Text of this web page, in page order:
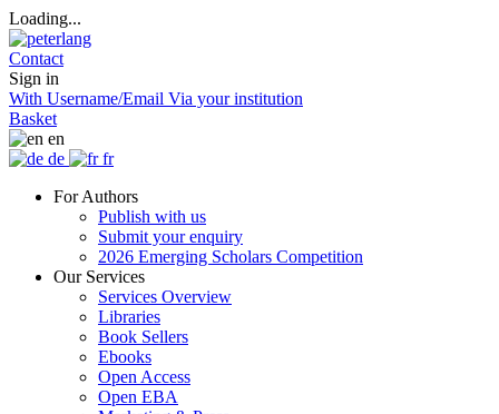
Loading...
Contact
Sign in
With Username/Email Via your institution
Basket
en
de
fr
For Authors
Publish with us
Submit your enquiry
2026 Emerging Scholars Competition
Our Services
Services Overview
Libraries
Book Sellers
Ebooks
Open Access
Open EBA